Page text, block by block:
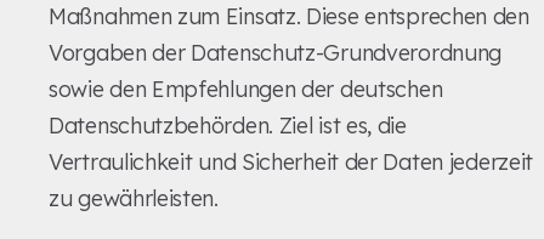
Maßnahmen zum Einsatz. Diese entsprechen den
Vorgaben der Datenschutz-Grundverordnung
sowie den Empfehlungen der deutschen
Datenschutzbehörden. Ziel ist es, die
Vertraulichkeit und Sicherheit der Daten jederzeit
zu gewährleisten.